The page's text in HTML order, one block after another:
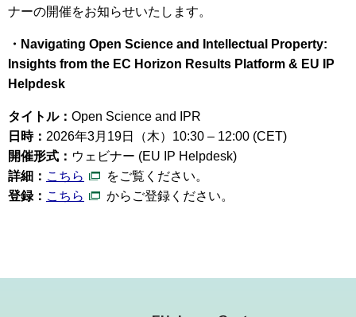
ナーの開催をお知らせいたします。
・Navigating Open Science and Intellectual Property:
Insights from the EC Horizon Results Platform & EU IP
Helpdesk
タイトル： Open Science and IPR
日時： 2026年3月19日（木）10:30 – 12:00 (CET)
開催形式： ウェビナー (EU IP Helpdesk)
詳細： こちら
をご覧ください。
登録： こちら からご登録ください。